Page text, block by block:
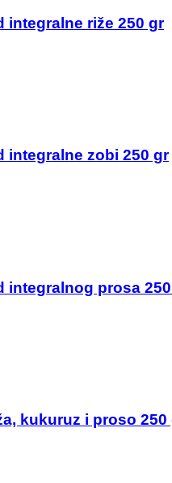
integralne riže 250 gr
integralne zobi 250 gr
integralnog prosa
kukuruz i proso 250